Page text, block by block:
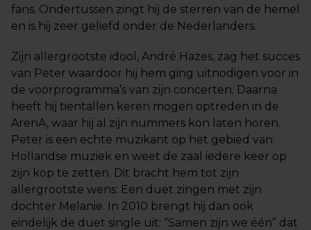
fans. Ondertussen zingt hij de sterren van de hemel
en is hij zeer geliefd onder de Nederlanders.
Zijn allergrootste idool, André Hazes, zag het succes
van Peter waardoor hij hem ging uitnodigen voor in
de voorprogramma’s van zijn concerten. Daarna
heeft hij tientallen keren mogen optreden in de
ArenA, waar hij al zijn nummers kon laten horen.
Peter is een echte muzikant op het gebied van
Hollandse muziek en weet de zaal iedere keer op
zijn kop te zetten. Dit bracht hem tot zijn
allergrootste wens: Een duet zingen met zijn
dochter Melanie. In 2010 brengt hij dan ook
eindelijk de duet single uit: “Samen zijn we één” dat